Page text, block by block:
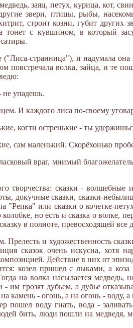
заяц, петух, курица, кот,
звери, птицы, рыбы,
строит козни, губит других
с кувшином, в который
("Лиса-странница"), и надумала
повстречала волка, зайца, и
не упадешь.
И каждого лиса по-своему
когти остренькие - ты
сам маленький. Скорёхонько
враг, мнимый
творчества: сказки - волшебные
докучные сказки, сказки-
"Репка" или сказки о кочетке-
но есть и сказка о волке,
в полноте, превосходящей все
Прелесть и художественность
сказок очень искусна, хотя
Действие в них от
козел пришел с лыками, а
на волка насылается медведь,
грозят дубьем, а дубье
камень - огонь, а на огонь - воду,
пошел воду гнать, вода -
бить, люди пошли на медведя,